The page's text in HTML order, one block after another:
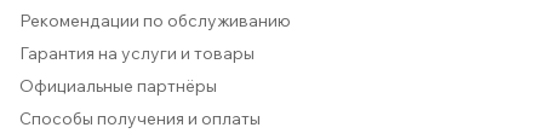
Рекомендации по обслуживанию
Гарантия на услуги и товары
Официальные партнёры
Способы получения и оплаты